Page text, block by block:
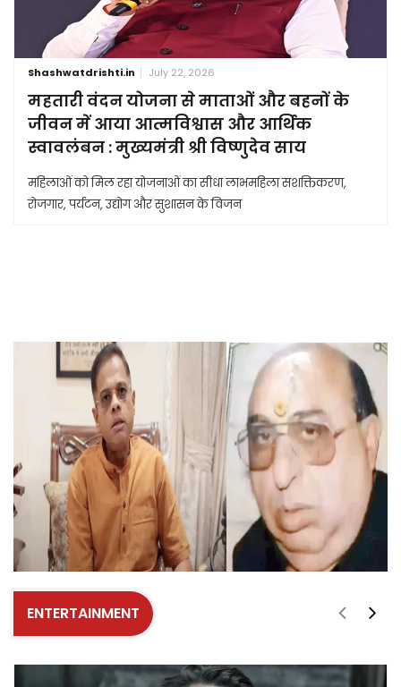
Shashwatdrishti.in July 22, 2026
महतारी वंदन योजना से माताओं और बहनों के
जीवन में आया आत्मविश्वास और आर्थिक
स्वावलंबन : मुख्यमंत्री श्री विष्णुदेव साय
महिलाओं को मिल रहा योजनाओं का सीधा लाभमहिला सशक्तिकरण,
रोजगार, पर्यटन, उद्योग और सुशासन के विजन
ENTERTAINMENT